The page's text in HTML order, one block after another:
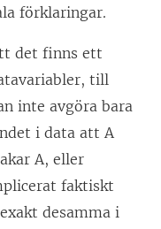
förklaringar.
det finns ett
till
inte avgöra bara
i data att A
A, eller
faktiskt
desamma i